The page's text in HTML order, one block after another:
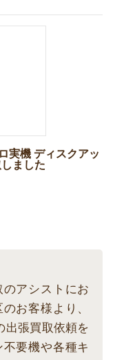
実機 ディスクアッ
ました
アシストにお
お客様より、
出張買取依頼を
要機や各種キ